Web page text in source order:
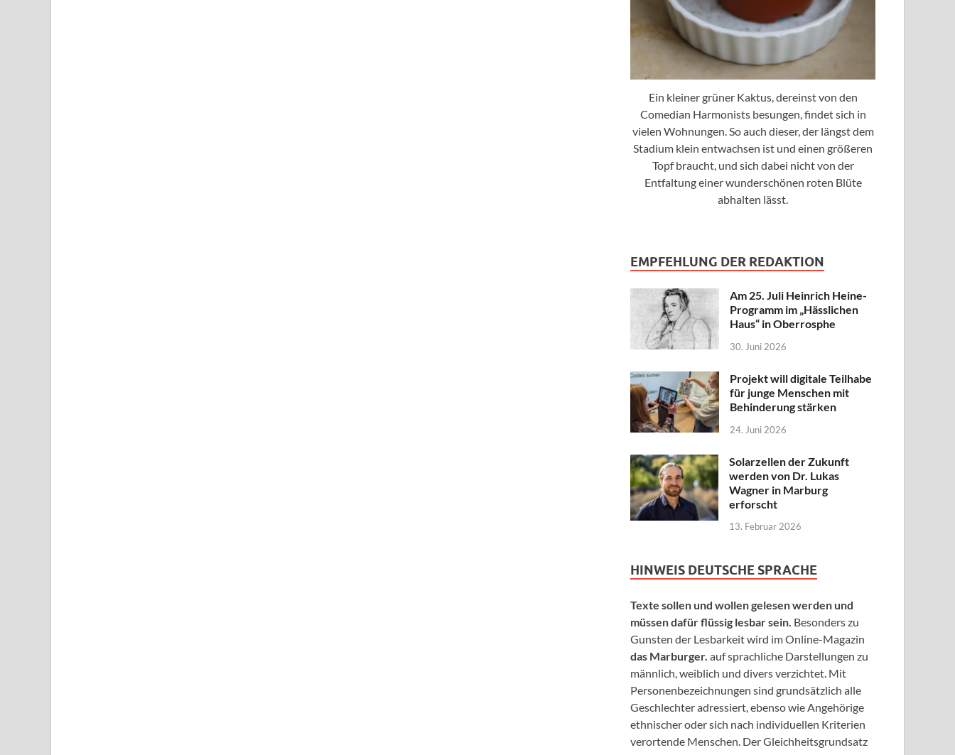
Ein kleiner grüner Kaktus, dereinst von den
Comedian Harmonists besungen, findet sich in
vielen Wohnungen. So auch dieser, der längst dem
Stadium klein entwachsen ist und einen größeren
Topf braucht, und sich dabei nicht von der
Entfaltung einer wunderschönen roten Blüte
abhalten lässt.
EMPFEHLUNG DER REDAKTION
Am 25. Juli Heinrich Heine-
Programm im „Hässlichen
Haus“ in Oberrosphe
30. Juni 2026
Projekt will digitale Teilhabe
für junge Menschen mit
Behinderung stärken
24. Juni 2026
Solarzellen der Zukunft
werden von Dr. Lukas
Wagner in Marburg
erforscht
13. Februar 2026
HINWEIS DEUTSCHE SPRACHE
Texte sollen und wollen gelesen werden und
müssen dafür flüssig lesbar sein. Besonders zu
Gunsten der Lesbarkeit wird im Online-Magazin
das Marburger. auf sprachliche Darstellungen zu
männlich, weiblich und divers verzichtet. Mit
Personenbezeichnungen sind grundsätzlich alle
Geschlechter adressiert, ebenso wie Angehörige
ethnischer oder sich nach individuellen Kriterien
verortende Menschen. Der Gleichheitsgrundsatz